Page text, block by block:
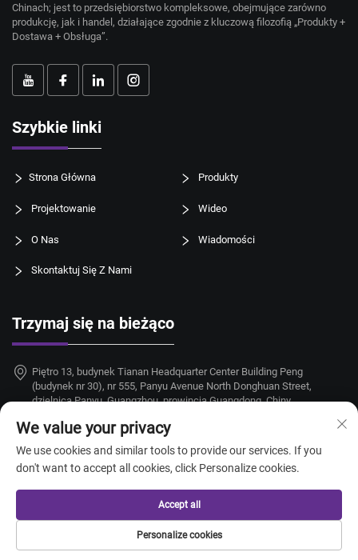
Chinach; jest to przedsiębiorstwo kompleksowe, obejmujące zarówno
produkcję, jak i handel, działające zgodnie z kluczową filozofią „Produkty +
Dostawa + Obsługa”.
Szybkie linki
Strona Główna Produkty
Projektowanie Wideo
O Nas Wiadomości
Skontaktuj Się Z Nami
Trzymaj się na bieżąco
Piętro 13, budynek Tianan Headquarter Center Building Peng
(budynek nr 30), nr 555, Panyu Avenue North Donghuan Street,
dzielnica Panyu, Guangzhou, prowincja Guangdong, Chiny
+86-18924068214
[email protected]
Wszelkie prawa zastrzeżone. —Polityka prywatności
We value your privacy
We use cookies and similar tools to provide our services. If you
don't want to accept all cookies, click Personalize cookies.
Personalize cookies
Accept all